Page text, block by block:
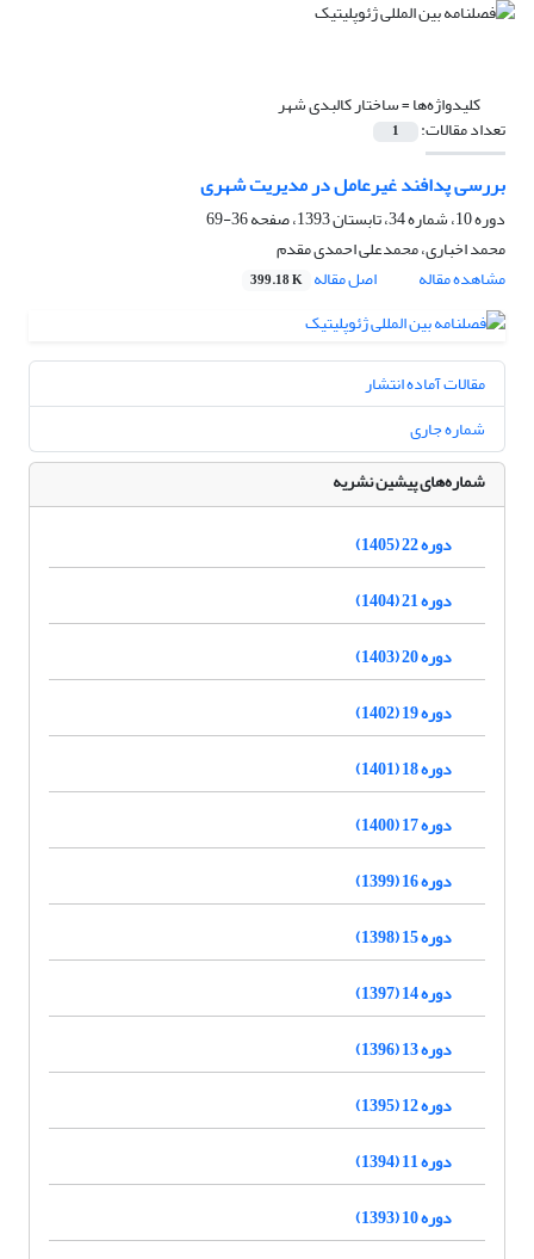
کلیدواژه‌ها =ساختار کالبدی شهر
تعداد مقالات: 1
بررسی پدافند غیرعامل در مدیریت شهری
دوره 10، شماره 34، تابستان 1393، صفحه
36-69
محمد اخباری، محمدعلی احمدی مقدم
مشاهده مقاله
اصل مقاله 399.18 K
مقالات آماده انتشار
شماره جاری
شماره‌های پیشین نشریه
دوره 22 (1405)
دوره 21 (1404)
دوره 20 (1403)
دوره 19 (1402)
دوره 18 (1401)
دوره 17 (1400)
دوره 16 (1399)
دوره 15 (1398)
دوره 14 (1397)
دوره 13 (1396)
دوره 12 (1395)
دوره 11 (1394)
دوره 10 (1393)